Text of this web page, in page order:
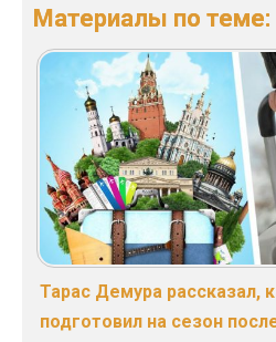
Материалы по теме:
Тарас Демура рассказал,
подготовил на сезон